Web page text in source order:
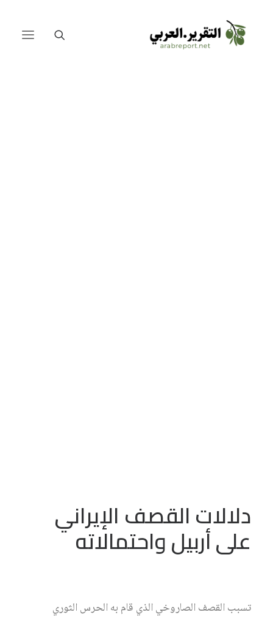
دلالات القصف الإيراني
على أربيل واحتمالاته
تسبب القصف الصاروخي الذي قام به الحرس الثوري